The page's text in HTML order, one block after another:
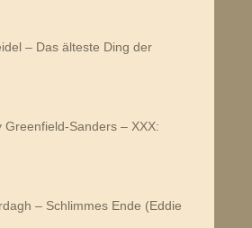
– Das älteste Ding der
Greenfield-Sanders – XXX:
– Schlimmes Ende (Eddie